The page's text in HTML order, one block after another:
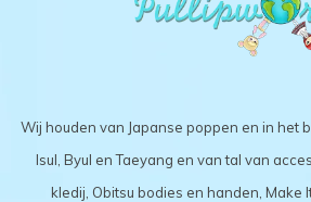
Wij houden van Japanse poppen en in het
Isul, Byul en Taeyang en van tal van
kledij, Obitsu bodies en handen, Make